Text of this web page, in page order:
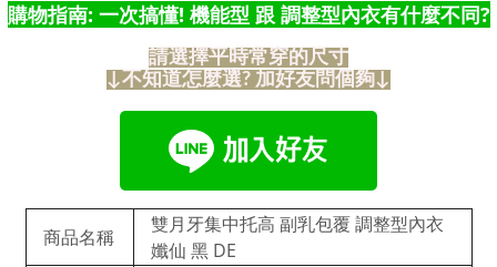
購物指南: 一次搞懂! 機能型 跟 調整型內衣有什麼不同?
請選擇平時常穿的尺寸
↓不知道怎麼選? 加好友問個夠↓
商品名稱
雙月牙集中托高 副乳包覆 調整型內衣
孅仙 黑 DE